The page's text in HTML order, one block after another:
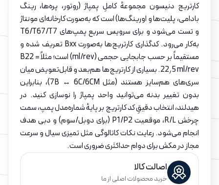
کارتریج دنیسون مجموعهٔ کاملِ پمپاژ (روتور، پره‌ها، رینگ
بادامی، پلیت‌ها و اورینگ‌ها) است که به‌صورت کارخانه‌ای مونتاژ
و تست می‌شود و برای سرویس سریع پمپ‌های T6/T67/T7
به‌کار می‌رود. کدگذاری کارتریج‌ها به‌صورت Bxx تعریف شده و
مستقیماً بر حسب جابجایی حجمی (ml/rev) است؛ مثلاً B22 =
‎22٫5 ml/rev. بسیاری از کارتریج‌ها هم‌بعد و قابل‌تعویض میان
سری‌های هم‌سایز هستند (مثل 7B ↔ 6C/6CM)، بنابراین
بدون تغییر بدنه می‌توانید واحد پمپاژ را نوسازی کنید. در
هیدلند، انتخاب دقیقِ کد کارتریج بر پایهٔ شماره‌مدل پمپ، سمت
چرخش R/L، موقعیت P1/P2 (برای دوبل/سوم) و دبی هدف
انجام می‌شود. رعایت نکات کاتالوگی مثل تمیزی سیال و سرعت
مجاز در مکش برای دوام حداکثری ضروری است.
اصالت کالا
خرید محصولات اصلی از ما